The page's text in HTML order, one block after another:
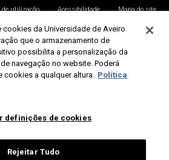
de utilização Acessibilidade
Mapa do site
da Universidade de Aveiro
que o armazenamento de
possibilita a personalização da
navegação no website. Poderá
cookies a qualquer altura. Política
definições de cookies
Rejeitar Tudo